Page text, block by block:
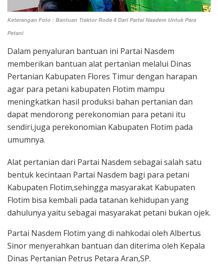
Keterangan Foto : Bantuan Traktor Roda 4 Dari Partai Nasdem Untuk Para
Petani
Dalam penyaluran bantuan ini Partai Nasdem
memberikan bantuan alat pertanian melalui Dinas
Pertanian Kabupaten Flores Timur dengan harapan
agar para petani kabupaten Flotim mampu
meningkatkan hasil produksi bahan pertanian dan
dapat mendorong perekonomian para petani itu
sendiri,juga perekonomian Kabupaten Flotim pada
umumnya.
Alat pertanian dari Partai Nasdem sebagai salah satu
bentuk kecintaan Partai Nasdem bagi para petani
Kabupaten Flotim,sehingga masyarakat Kabupaten
Flotim bisa kembali pada tatanan kehidupan yang
dahulunya yaitu sebagai masyarakat petani bukan ojek.
Partai Nasdem Flotim yang di nahkodai oleh Albertus
Sinor menyerahkan bantuan dan diterima oleh Kepala
Dinas Pertanian Petrus Petara Aran,SP.